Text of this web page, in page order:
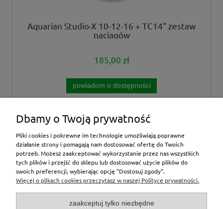
Aquarian Studio-X 10-12-16 + TC14" zestaw
naciągów
185,00 zł
powiadom o dostępności
« 1 2 3 4 5 ...
inne
Moje konto
Dbamy o Twoją prywatność
Pliki cookies i pokrewne im technologie umożliwiają poprawne
działanie strony i pomagają nam dostosować ofertę do Twoich
potrzeb. Możesz zaakceptować wykorzystanie przez nas wszystkich
tych plików i przejść do sklepu lub dostosować użycie plików do
swoich preferencji, wybierając opcję "Dostosuj zgody".
Więcej o plikach cookies przeczytasz w naszej Polityce prywatności.
zaakceptuj tylko niezbędne